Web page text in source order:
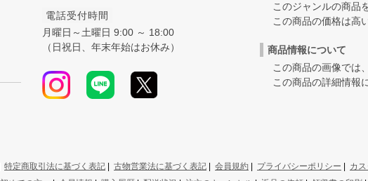
電話受付時間
月曜日～土曜日 9:00 ～ 18:00
（日祝日、年末年始はお休み）
このジャンルの商品
この商品の価格は高
商品情報について
この商品の画像では
この商品の詳細情報
特定商取引法に基づく表記 古物営業法に基づく表記 会員規約 プライバシーポリシー
カ